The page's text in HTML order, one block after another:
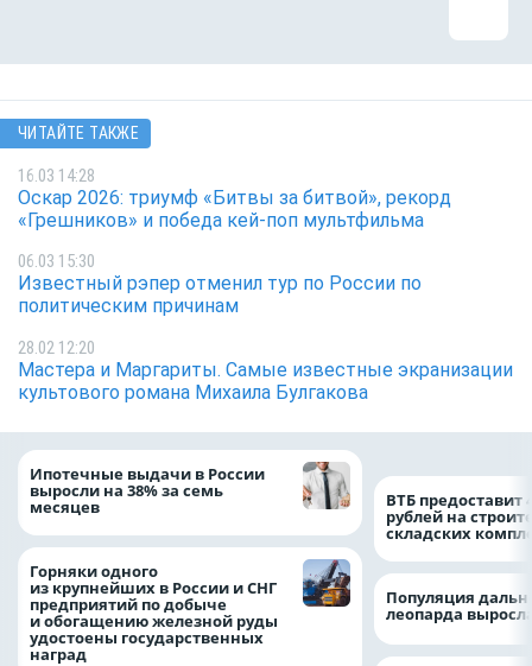
ЧИТАЙТЕ ТАКЖЕ
16.03 14:28
Оскар 2026: триумф «Битвы за битвой», рекорд
«Грешников» и победа кей-поп мультфильма
06.03 15:30
Известный рэпер отменил тур по России по
политическим причинам
28.02 12:20
Мастера и Маргариты. Самые известные экранизации
культового романа Михаила Булгакова
Ипотечные выдачи в России
выросли на 38% за семь
месяцев
Горняки одного
из крупнейших в России и СНГ
предприятий по добыче
и обогащению железной руды
удостоены государственных
наград
ВТБ предоставит
рублей на
складских
Популяция
леопарда